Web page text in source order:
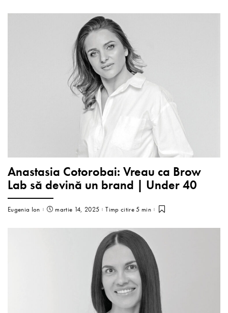
Anastasia Cotorobai: Vreau ca Brow
Lab să devină un brand | Under 40
Eugenia Ion martie 14, 2025 Timp citire 5 min